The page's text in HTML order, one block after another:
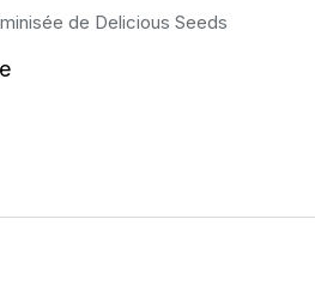
de Delicious Seeds